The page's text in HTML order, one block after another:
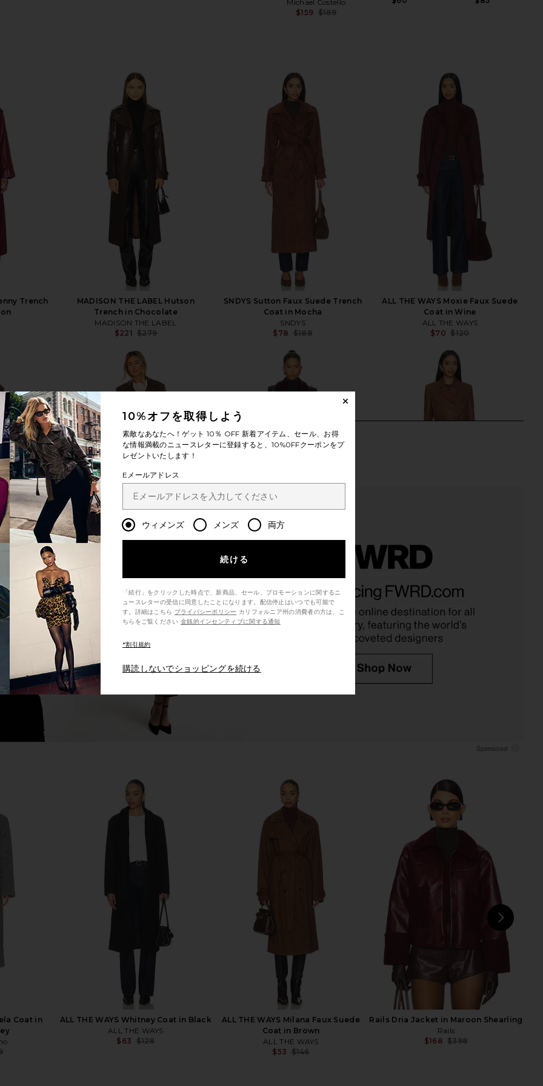
Michael Costello
$159 $189
Trench
MADISON THE LABEL Hutson
Trench in Chocolate
MADISON THE LABEL
$221 $279
SNDYS Sutton Faux Suede Trench
Coat in Mocha
SNDYS
$78 $188
ALL THE WAYS Moxie Faux Suede
Coat in Wine
ALL THE WAYS
$70 $120
Trench
Previous price:
Bardot Faux Leather Trench Coat in
Chocolate
Bardot
$124
Previous price:
$199
BY.DYLN Tamara Trench Coat in
Shiraz
BY.DYLN
$251
Previous price:
$275
in Chestnut
$84 $269
Previous price:
Bardot Faux Leather Trench Coat in
Dark Chocolate
Previous price:
LIONESS Cropped Trencherous
$109
もっと見る
Coat in
ALL THE WAYS Whitney Coat in Black
ALL THE WAYS
$63 $128
ALL THE WAYS Milana Faux Suede
Coat in Brown
ALL THE WAYS
$53 $146
Rails Dria Jacket in Maroon Shearling
Rails
$168 $398
10%オフを取得しよう
素敵なあなたへ！ゲット 10％ OFF 新着アイテム、セール、お得
な情報満載のニュースレターに登録すると、10%0FFクーポンをプ
レゼントいたします！
Eメールアドレス
ウィメンズ メンズ 両方
続ける
「続行」をクリックした時点で、新商品、セール、プロモーションに関するニ
ュースレターの受信に同意したことになります。配信停止はいつでも可能で
す。詳細はこちら プライバシーポリシー
ちらをご覧ください 金銭的インセンティブに関する通知
*割引規約
購読しないでショッピングを続ける